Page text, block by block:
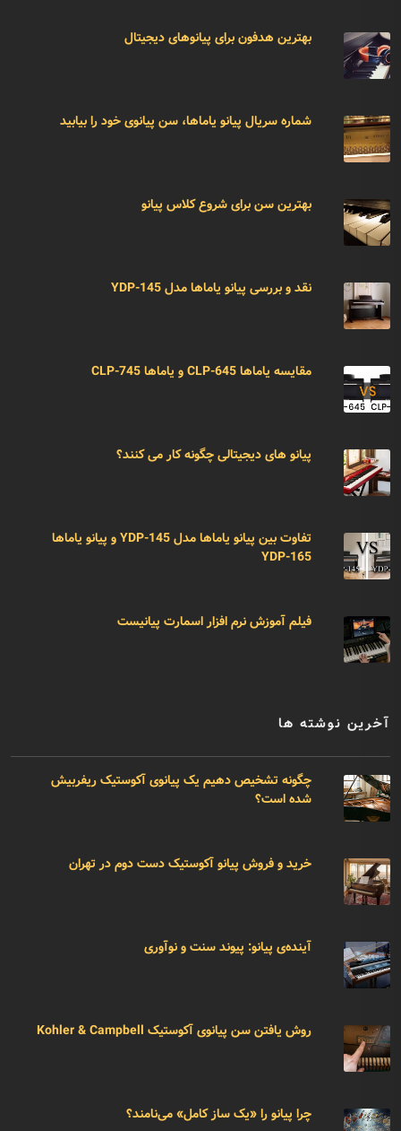
بهترین هدفون برای پیانوهای دیجیتال
شماره سریال پیانو یاماها، سن پیانوی خود را بیابید
بهترین سن برای شروع کلاس پیانو
نقد و بررسی پیانو یاماها مدل YDP-145
مقایسه یاماها CLP-645 و یاماها CLP-745
پیانو های دیجیتالی چگونه کار می کنند؟
تفاوت بین پیانو یاماها مدل YDP-145 و پیانو یاماها
YDP-165
فیلم آموزش نرم افزار اسمارت پیانیست
آخرین نوشته ها
چگونه تشخیص دهیم یک پیانوی آکوستیک ریفربیش
شده است؟
خرید و فروش پیانو آکوستیک دست دوم در تهران
آینده‌ی پیانو: پیوند سنت و نوآوری
روش یافتن سن پیانوی آکوستیک Kohler & Campbell
چرا پیانو را «یک ساز کامل» می‌نامند؟